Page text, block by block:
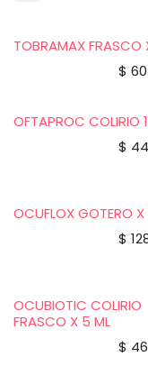
TOBRAMAX FRASCO
$
OFTAPROC COLIRIO
$
OCUFLOX GOTERO
$
OCUBIOTIC COLIRIO
FRASCO X 5 ML
$